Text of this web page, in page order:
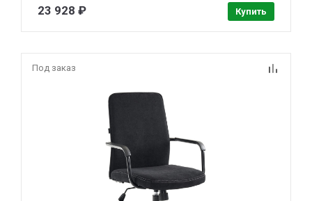
23 928 ₽ Купить
Под заказ